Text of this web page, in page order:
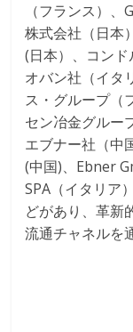
（フランス）
株式会社（日本
(日本）、コン
オバン社（イタ
ス・グループ（
セン冶金グルー
エブナー社（中
(中国)、Ebner
SPA（イタリア
どがあり、革新
流通チャネルを